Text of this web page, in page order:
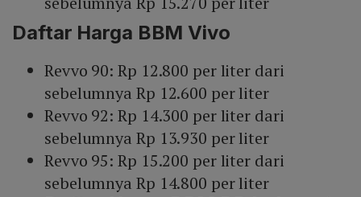
Daftar Harga BBM Vivo
Revvo 90: Rp 12.800 per liter dari
sebelumnya Rp 12.600 per liter
Revvo 92: Rp 14.300 per liter dari
sebelumnya Rp 13.930 per liter
Revvo 95: Rp 15.200 per liter dari
sebelumnya Rp 14.800 per liter